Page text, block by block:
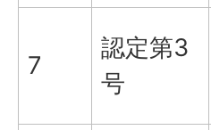
7
認定第3
号